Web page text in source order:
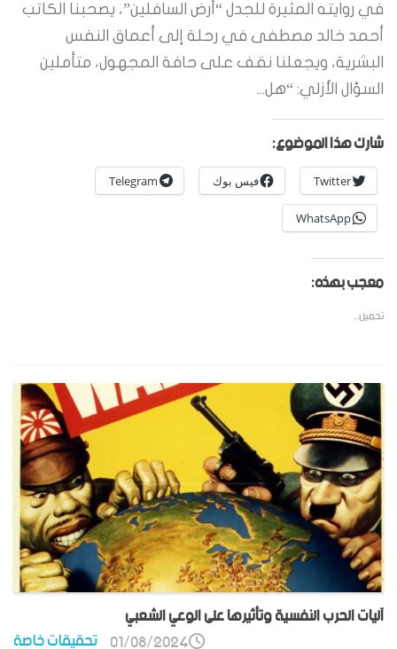
في روايته المثيرة للجدل “أرض السافلين”، يصحبنا الكاتب
أحمد خالد مصطفى في رحلة إلى أعماق النفس
البشرية، ويجعلنا نقف على حافة المجهول، متأملين
السؤال الأزلي: “هل...
شارك هذا الموضوع:
Twitter فيس بوك Telegram
WhatsApp
معجب بهذه:
تحميل...
آليات الحرب النفسية وتأثيرها على الوعي الشعبي
تحقيقات خاصة